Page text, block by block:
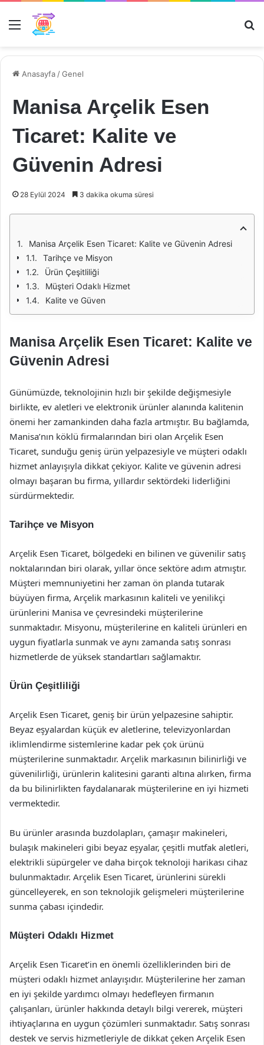
Menü
Anasayfa /Genel
Manisa Arçelik Esen
Ticaret: Kalite ve
Güvenin Adresi
28 Eylül 2024 3 dakika okuma süresi
Manisa Arçelik Esen Ticaret: Kalite ve Güvenin Adresi
Tarihçe ve Misyon
Ürün Çeşitliliği
Müşteri Odaklı Hizmet
Kalite ve Güven
Manisa Arçelik Esen Ticaret: Kalite ve
Güvenin Adresi
Günümüzde, teknolojinin hızlı bir şekilde değişmesiyle
birlikte, ev aletleri ve elektronik ürünler alanında kalitenin
önemi her zamankinden daha fazla artmıştır. Bu bağlamda,
Manisa’nın köklü firmalarından biri olan Arçelik Esen
Ticaret, sunduğu geniş ürün yelpazesiyle ve müşteri odaklı
hizmet anlayışıyla dikkat çekiyor. Kalite ve güvenin adresi
olmayı başaran bu firma, yıllardır sektördeki liderliğini
sürdürmektedir.
Tarihçe ve Misyon
Arçelik Esen Ticaret, bölgedeki en bilinen ve güvenilir satış
noktalarından biri olarak, yıllar önce sektöre adım atmıştır.
Müşteri memnuniyetini her zaman ön planda tutarak
büyüyen firma, Arçelik markasının kaliteli ve yenilikçi
ürünlerini Manisa ve çevresindeki müşterilerine
sunmaktadır. Misyonu, müşterilerine en kaliteli ürünleri en
uygun fiyatlarla sunmak ve aynı zamanda satış sonrası
hizmetlerde de yüksek standartları sağlamaktır.
Ürün Çeşitliliği
Arçelik Esen Ticaret, geniş bir ürün yelpazesine sahiptir.
Beyaz eşyalardan küçük ev aletlerine, televizyonlardan
iklimlendirme sistemlerine kadar pek çok ürünü
müşterilerine sunmaktadır. Arçelik markasının bilinirliği ve
güvenilirliği, ürünlerin kalitesini garanti altına alırken, firma
da bu bilinirlikten faydalanarak müşterilerine en iyi hizmeti
vermektedir.
Bu ürünler arasında buzdolapları, çamaşır makineleri,
bulaşık makineleri gibi beyaz eşyalar, çeşitli mutfak aletleri,
elektrikli süpürgeler ve daha birçok teknoloji harikası cihaz
bulunmaktadır. Arçelik Esen Ticaret, ürünlerini sürekli
güncelleyerek, en son teknolojik gelişmeleri müşterilerine
sunma çabası içindedir.
Müşteri Odaklı Hizmet
Arçelik Esen Ticaret’in en önemli özelliklerinden biri de
müşteri odaklı hizmet anlayışıdır. Müşterilerine her zaman
en iyi şekilde yardımcı olmayı hedefleyen firmanın
çalışanları, ürünler hakkında detaylı bilgi vererek, müşteri
ihtiyaçlarına en uygun çözümleri sunmaktadır. Satış sonrası
destek ve servis hizmetleriyle de dikkat çeken Arçelik Esen